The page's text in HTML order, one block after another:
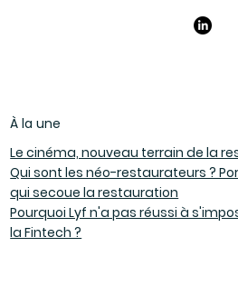
À la une
Le cinéma, nouveau terrain de la
Qui sont les néo-restaurateurs ?
qui secoue la restauration
Pourquoi Lyf n'a pas réussi à
la Fintech ?